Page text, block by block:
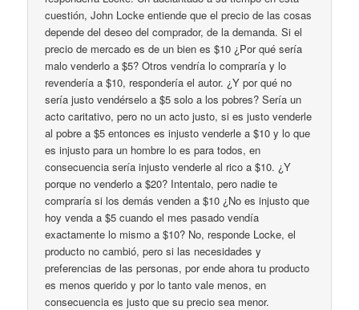
cuestión, John Locke entiende que el precio de las cosas
depende del deseo del comprador, de la demanda. Si el
precio de mercado es de un bien es $10 ¿Por qué sería
malo venderlo a $5? Otros vendría lo compraría y lo
revendería a $10, respondería el autor. ¿Y por qué no
sería justo vendérselo a $5 solo a los pobres? Sería un
acto caritativo, pero no un acto justo, si es justo venderle
al pobre a $5 entonces es injusto venderle a $10 y lo que
es injusto para un hombre lo es para todos, en
consecuencia sería injusto venderle al rico a $10. ¿Y
porque no venderlo a $20? Intentalo, pero nadie te
compraría si los demás venden a $10 ¿No es injusto que
hoy venda a $5 cuando el mes pasado vendía
exactamente lo mismo a $10? No, responde Locke, el
producto no cambió, pero si las necesidades y
preferencias de las personas, por ende ahora tu producto
es menos querido y por lo tanto vale menos, en
consecuencia es justo que su precio sea menor.